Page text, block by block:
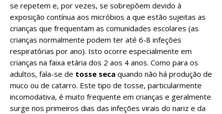
se repetem e, por vezes, se sobrepõem devido à
exposição contínua aos micróbios a que estão sujeitas as
crianças que frequentam as comunidades escolares (as
crianças normalmente podem ter até 6-8 infeções
respiratórias por ano). Isto ocorre especialmente em
crianças na faixa etária dos 2 aos 4 anos. Como para os
adultos, fala-se de tosse seca quando não há produção de
muco ou de catarro. Este tipo de tosse, particularmente
incomodativa, é muito frequente em crianças e geralmente
surge nos primeiros dias das infeções virais do nariz e da